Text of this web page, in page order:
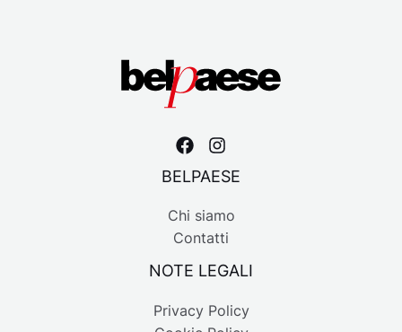
BELPAESE
Chi siamo
Contatti
NOTE LEGALI
Privacy Policy